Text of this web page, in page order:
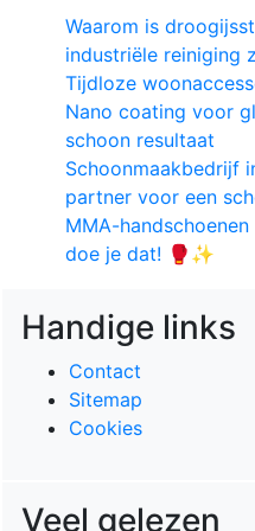
Waarom is
industriële reiniging
Tijdloze
Nano coating voor
schoon resultaat
Schoonmaakbedrijf
partner voor een
MMA-
doe je dat! 🥊✨
Handige links
Contact
Sitemap
Cookies
Veel gelezen